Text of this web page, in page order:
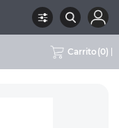
Carrito (0)
PARA CERCOS